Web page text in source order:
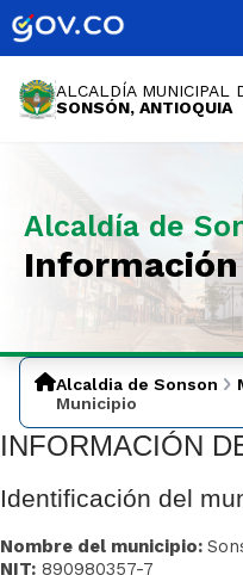
ALCALDÍA MUNICIPAL
SONSÓN, ANTIOQUIA
Alcaldía de
Alcaldia de Sonson
Municipio
INFORMACIÓN
Identificación del
Nombre del municipio:
NIT: 890980357-7